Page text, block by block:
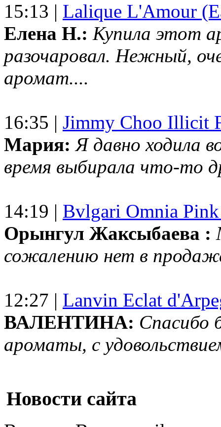
15:13 | Lalique L'Amour
Елена Н.: Купила этот
разочаровал. Нежный,
аромат....
16:35 | Jimmy Choo Illicit
Мария: Я давно ходила
время выбирала что-то
14:19 | Bvlgari Omnia
Орынгул Жаксыбаева :
сожалению нет в
12:27 | Lanvin Eclat
ВАЛЕНТИНА: Спасибо
ароматы, с
Новости сайта